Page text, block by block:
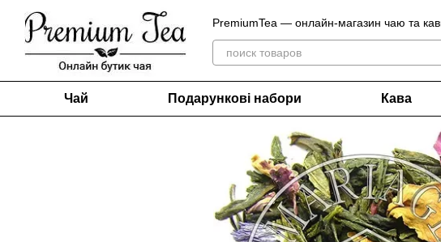
Перейти до основного контенту
PremiumTea — онлайн-магазин чаю та
Чай Подарункові набори Кава